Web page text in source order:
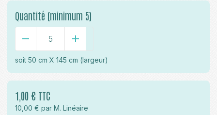
Quantité (minimum 5)
- +
soit 50 cm X 145 cm (largeur)
1,00 € TTC
10,00 € par M. Linéaire